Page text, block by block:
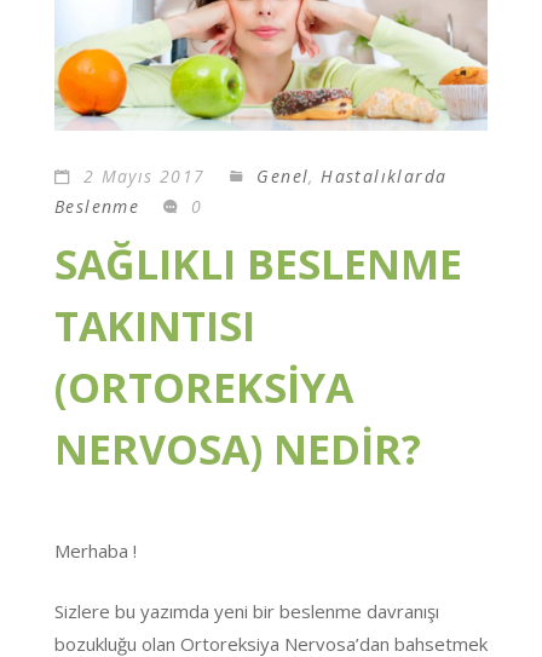
2 Mayıs 2017 Genel,Hastalıklarda
Beslenme
0
SAĞLIKLI BESLENME
TAKINTISI
(ORTOREKSİYA
NERVOSA) NEDİR?
Merhaba !
Sizlere bu yazımda yeni bir beslenme davranışı
bozukluğu olan Ortoreksiya Nervosa’dan bahsetmek